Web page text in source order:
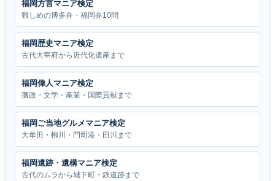
福岡方言マニア検定
難しめの博多弁・福岡弁10問
福岡歴史マニア検定
古代大宰府から近代化遺産まで
福岡偉人マニア検定
藩政・文学・産業・国際貢献まで
福岡ご当地グルメマニア検定
大牟田・柳川・門司港・田川まで
福岡遺跡・遺構マニア検定
古代のムラから城下町・鉄道跡まで